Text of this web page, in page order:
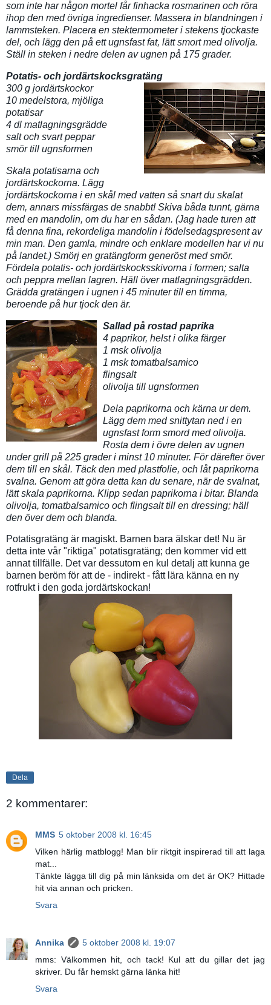
som inte har någon mortel får finhacka rosmarinen och röra
ihop den med övriga ingredienser. Massera in blandningen i
lammsteken. Placera en stektermometer i stekens tjockaste
del, och lägg den på ett ugnsfast fat, lätt smort med olivolja.
Ställ in steken i nedre delen av ugnen på 175 grader.
Potatis- och jordärtskocksgratäng
300 g jordärtskockor
10 medelstora, mjöliga
potatisar
4 dl matlagningsgrädde
salt och svart peppar
smör till ugnsformen
Skala potatisarna och
jordärtskockorna. Lägg
jordärtskockorna i en skål med vatten så snart du skalat
dem, annars missfärgas de snabbt! Skiva båda tunnt, gärna
med en mandolin, om du har en sådan. (Jag hade turen att
få denna fina, rekordeliga mandolin i födelsedagspresent av
min man. Den gamla, mindre och enklare modellen har vi nu
på landet.) Smörj en gratängform generöst med smör.
Fördela potatis- och jordärtskocksskivorna i formen; salta
och peppra mellan lagren. Häll över matlagningsgrädden.
Grädda gratängen i ugnen i 45 minuter till en timma,
beroende på hur tjock den är.
Sallad på rostad paprika
4 paprikor, helst i olika färger
1 msk olivolja
1 msk tomatbalsamico
flingsalt
olivolja till ugnsformen
Dela paprikorna och kärna ur dem.
Lägg dem med snittytan ned i en
ugnsfast form smord med olivolja.
Rosta dem i övre delen av ugnen
under grill på 225 grader i minst 10 minuter. För därefter över
dem till en skål. Täck den med plastfolie, och låt paprikorna
svalna. Genom att göra detta kan du senare, när de svalnat,
lätt skala paprikorna. Klipp sedan paprikorna i bitar. Blanda
olivolja, tomatbalsamico och flingsalt till en dressing; häll
den över dem och blanda.
Potatisgratäng är magiskt. Barnen bara älskar det! Nu är
detta inte vår "riktiga" potatisgratäng; den kommer vid ett
annat tillfälle. Det var dessutom en kul detalj att kunna ge
barnen beröm för att de - indirekt - fått lära känna en ny
rotfrukt i den goda jordärtskockan!
Dela
2 kommentarer:
MMS 5 oktober 2008 kl. 16:45
Vilken härlig matblogg! Man blir riktgit inspirerad till att laga
mat...
Tänkte lägga till dig på min länksida om det är OK? Hittade
hit via annan och pricken.
Svara
Annika
5 oktober 2008 kl. 19:07
mms: Välkommen hit, och tack! Kul att du gillar det jag
skriver. Du får hemskt gärna länka hit!
Svara